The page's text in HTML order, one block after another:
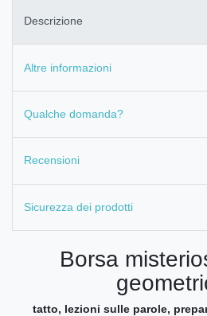
Descrizione
Altre informazioni
Qualche domanda?
Recensioni
Sicurezza dei prodotti
Borsa
tatto, lezioni sulle parole,